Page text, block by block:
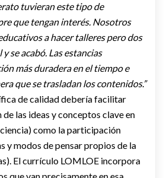
tuvieran este tipo de
que tengan interés. Nosotros
a hacer talleres pero dos
se acabó. Las estancias
más duradera en el tiempo e
que se trasladan los contenidos.”
de calidad debería facilitar
las ideas y conceptos clave en
como la participación
y modos de pensar propios de la
El currículo LOMLOE incorpora